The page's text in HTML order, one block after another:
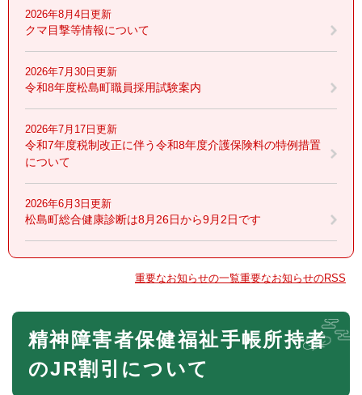
2026年8月4日更新
クマ目撃等情報について
2026年7月30日更新
令和8年度松島町職員採用試験案内
2026年7月17日更新
令和7年度税制改正に伴う令和8年度介護保険料の特例措置
について
2026年6月3日更新
松島町総合健康診断は8月26日から9月2日です
重要なお知らせの一覧重要なお知らせのRSS
本
精神障害者保健福祉手帳所持者
のJR割引について